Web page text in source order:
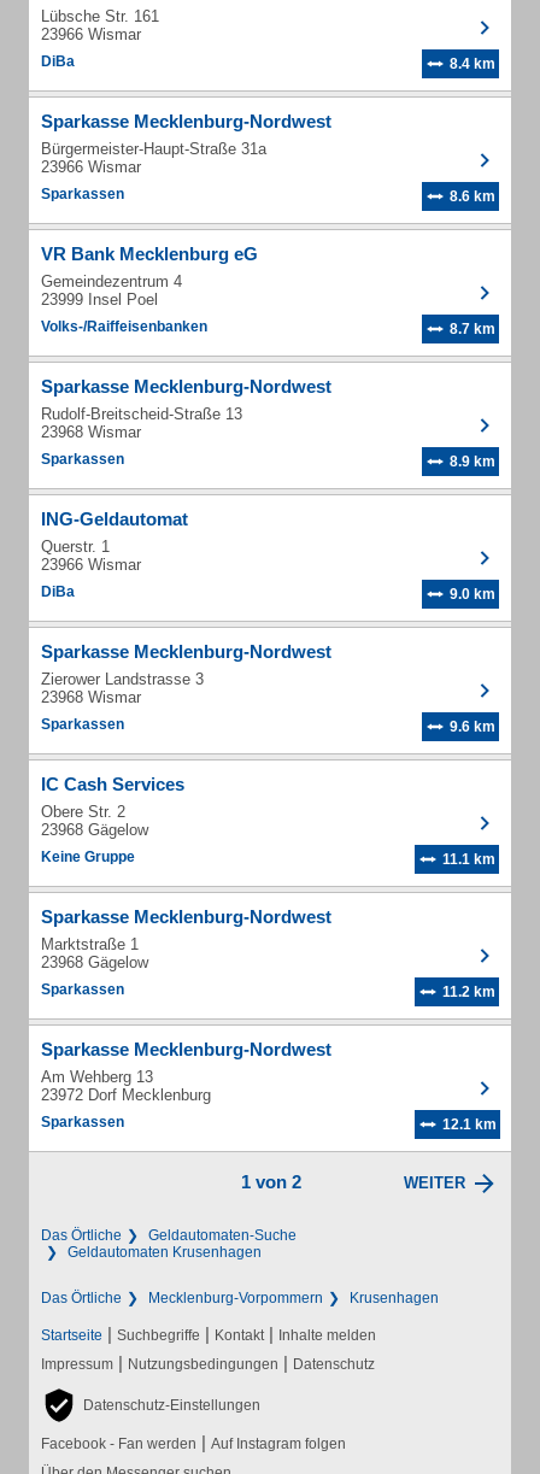
Lübsche Str. 161
23966 Wismar
DiBa 8.4 km
Sparkasse Mecklenburg-Nordwest
Bürgermeister-Haupt-Straße 31a
23966 Wismar
Sparkassen 8.6 km
VR Bank Mecklenburg eG
Gemeindezentrum 4
23999 Insel Poel
Volks-/Raiffeisenbanken 8.7 km
Sparkasse Mecklenburg-Nordwest
Rudolf-Breitscheid-Straße 13
23968 Wismar
Sparkassen 8.9 km
ING-Geldautomat
Querstr. 1
23966 Wismar
DiBa 9.0 km
Sparkasse Mecklenburg-Nordwest
Zierower Landstrasse 3
23968 Wismar
Sparkassen 9.6 km
IC Cash Services
Obere Str. 2
23968 Gägelow
Keine Gruppe 11.1 km
Sparkasse Mecklenburg-Nordwest
Marktstraße 1
23968 Gägelow
Sparkassen 11.2 km
Sparkasse Mecklenburg-Nordwest
Am Wehberg 13
23972 Dorf Mecklenburg
Sparkassen 12.1 km
1 von 2 WEITER
Das Örtliche
Geldautomaten-Suche
Geldautomaten Krusenhagen
Das Örtliche Mecklenburg-Vorpommern Krusenhagen
Startseite | Suchbegriffe | Kontakt | Inhalte melden
Impressum | Nutzungsbedingungen | Datenschutz
Datenschutz-Einstellungen
Facebook - Fan werden | Auf Instagram folgen